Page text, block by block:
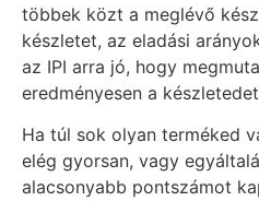
többek közt a meglévő
készletet, az eladási
az IPI arra jó, hogy
eredményesen a
Ha túl sok olyan terméked
elég gyorsan, vagy
alacsonyabb pontszámot